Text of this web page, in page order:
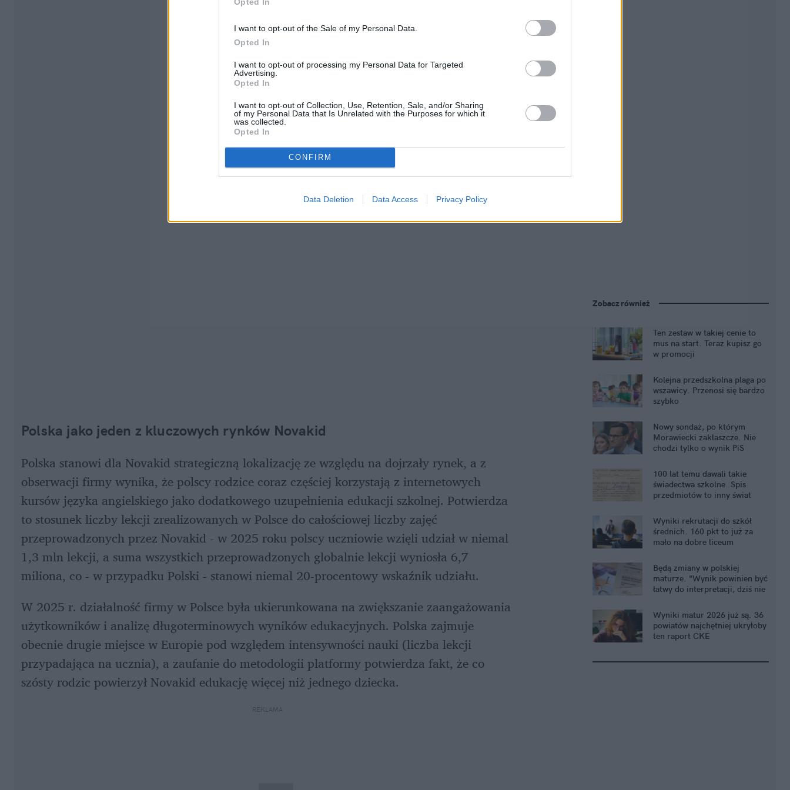
I want to opt-out of the Sale of my Personal Data.
Opted In
I want to opt-out of processing my Personal Data for Targeted
Advertising.
Opted In
I want to opt-out of Collection, Use, Retention, Sale, and/or Sharing
of my Personal Data that Is Unrelated with the Purposes for which it
was collected.
Opted In
CONFIRM
Data Deletion Data Access Privacy Policy
Polska jako jeden z kluczowych rynków Novakid
Polska stanowi dla Novakid strategiczną lokalizację ze względu na dojrzały rynek, a z
obserwacji firmy wynika, że polscy rodzice coraz częściej korzystają z internetowych
kursów języka angielskiego jako dodatkowego uzupełnienia edukacji szkolnej. Potwierdza
to stosunek liczby lekcji zrealizowanych w Polsce do całościowej liczby zajęć
przeprowadzonych przez Novakid - w 2025 roku polscy uczniowie wzięli udział w niemal
1,3 mln lekcji, a suma wszystkich przeprowadzonych globalnie lekcji wyniosła 6,7
miliona, co - w przypadku Polski - stanowi niemal 20-procentowy wskaźnik udziału.
W 2025 r. działalność firmy w Polsce była ukierunkowana na zwiększanie zaangażowania
użytkowników i analizę długoterminowych wyników edukacyjnych. Polska zajmuje
obecnie drugie miejsce w Europie pod względem intensywności nauki (liczba lekcji
przypadająca na ucznia), a zaufanie do metodologii platformy potwierdza fakt, że co
szósty rodzic powierzył Novakid edukację więcej niż jednego dziecka.
REKLAMA
Zobacz również
Ten zestaw w takiej cenie to
mus na start. Teraz kupisz go
w promocji
Kolejna przedszkolna plaga po
wszawicy. Przenosi się bardzo
szybko
Nowy sondaż, po którym
Morawiecki zaklaszcze. Nie
chodzi tylko o wynik PiS
100 lat temu dawali takie
świadectwa szkolne. Spis
przedmiotów to inny świat
Wyniki rekrutacji do szkół
średnich. 160 pkt to już za
mało na dobre liceum
Będą zmiany w polskiej
maturze. "Wynik powinien być
łatwy do interpretacji, dziś nie
Wyniki matur 2026 już są. 36
powiatów najchętniej ukryłoby
ten raport CKE